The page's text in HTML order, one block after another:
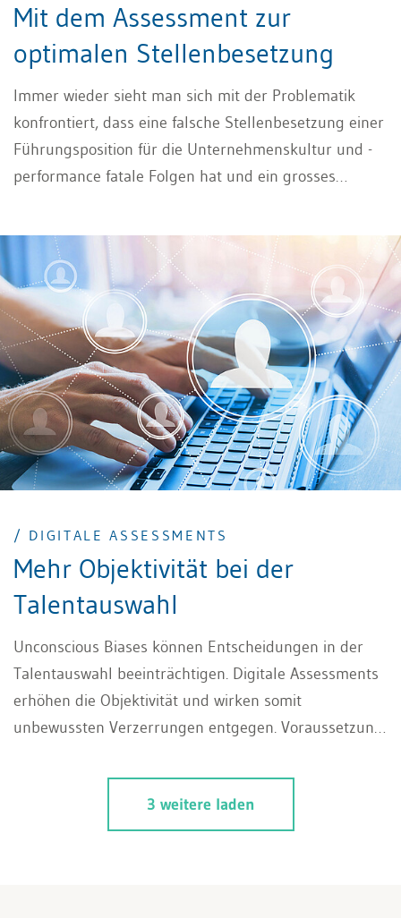
Mit dem Assessment zur
optimalen Stellenbesetzung
Immer wieder sieht man sich mit der Problematik
konfrontiert, dass eine falsche Stellenbesetzung einer
Führungsposition für die Unternehmenskultur und -
performance fatale Folgen hat und ein grosses
eignungsdiagnostischen Verfahren wie biografischen
Daten, Assessment-Verfahren oder Intelligenztests die
Wahrscheinlichkeit für eine erfolgreiche
Stellenbesetzung deutlich erhöht. Nichtsdestotrotz
wird der Einsatz dieser Verfahren oftmals noch wenig
kritisch hinterfragt.
/ DIGITALE ASSESSMENTS
Mehr Objektivität bei der
Talentauswahl
Unconscious Biases können Entscheidungen in der
Talentauswahl beeinträchtigen. Digitale Assessments
erhöhen die Objektivität und wirken somit
unbewussten Verzerrungen entgegen. Voraussetzung
eine professionelle Implementierung.
3 weitere laden